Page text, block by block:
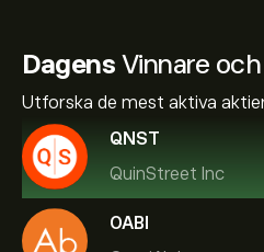
Dagens Vinnare
Utforska de mest aktiva
QNST
QuinStreet Inc
OABI